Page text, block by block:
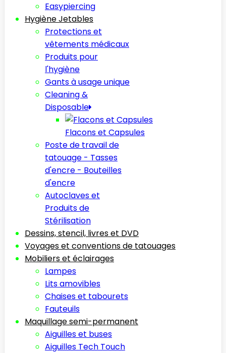
Easypiercing
Hygiène Jetables
Protections et
vêtements médicaux
Produits pour
l'hygiène
Gants à usage unique
Cleaning &
Disposable
Flacons et Capsules
Poste de travail de
tatouage - Tasses
d'encre - Bouteilles
d'encre
Autoclaves et
Produits de
Stérilisation
Dessins, stencil, livres et DVD
Voyages et conventions de tatouages
Mobiliers et éclairages
Lampes
Lits amovibles
Chaises et tabourets
Fauteuils
Maquillage semi-permanent
Aiguilles et buses
Aiguilles Tech Touch